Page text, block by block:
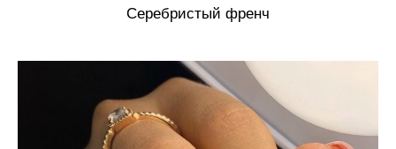
Серебристый френч